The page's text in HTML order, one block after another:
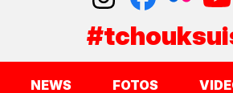
NEWS FOTOS